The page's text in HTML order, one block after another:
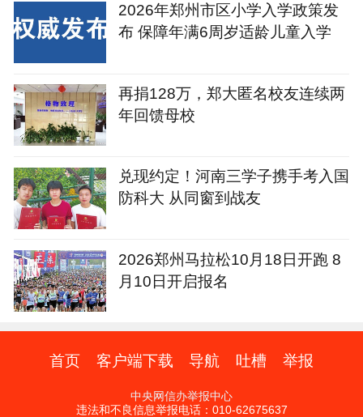
2026年郑州市区小学入学政策发
布 保障年满6周岁适龄儿童入学
再捐128万，郑大匿名校友连续两
年回馈母校
兑现约定！河南三学子携手考入国
防科大 从同窗到战友
2026郑州马拉松10月18日开跑 8
月10日开启报名
首页 客户端下载 导航 吐槽 举报
中央网信办举报中心
违法和不良信息举报电话：010-62675637